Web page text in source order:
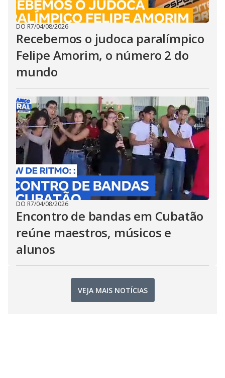
DO R7/04/08/2026
Recebemos o judoca paralímpico
Felipe Amorim, o número 2 do
mundo
DO R7/04/08/2026
Encontro de bandas em Cubatão
reúne maestros, músicos e
alunos
VEJA MAIS NOTÍCIAS